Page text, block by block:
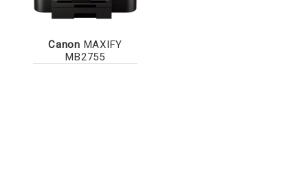
Canon MAXIFY
MB2755